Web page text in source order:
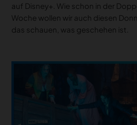
auf Disney+. Wie schon in der
Woche wollen wir auch diesen
das schauen, was geschehen ist.